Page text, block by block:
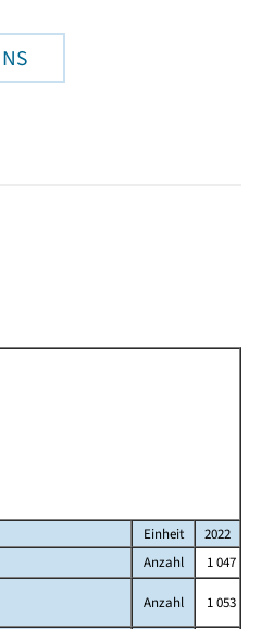
Einheit
2022
Anzahl
1 047
Anzahl 1 053